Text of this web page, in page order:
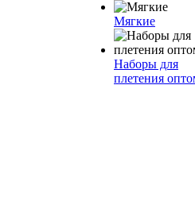
Мягкие
Наборы для
плетения